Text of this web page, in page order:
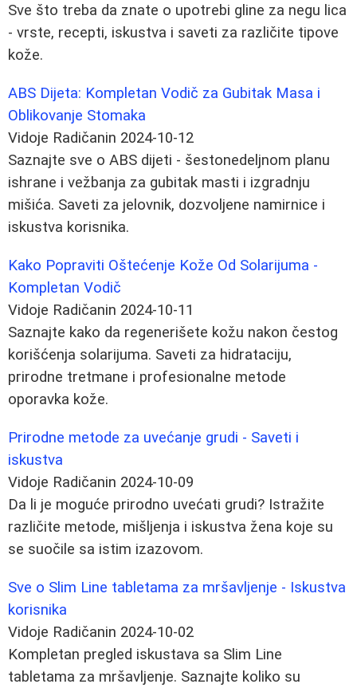
Sve što treba da znate o upotrebi gline za negu lica
- vrste, recepti, iskustva i saveti za različite tipove
kože.
ABS Dijeta: Kompletan Vodič za Gubitak Masa i
Oblikovanje Stomaka
Vidoje Radičanin 2024-10-12
Saznajte sve o ABS dijeti - šestonedeljnom planu
ishrane i vežbanja za gubitak masti i izgradnju
mišića. Saveti za jelovnik, dozvoljene namirnice i
iskustva korisnika.
Kako Popraviti Oštećenje Kože Od Solarijuma -
Kompletan Vodič
Vidoje Radičanin 2024-10-11
Saznajte kako da regenerišete kožu nakon čestog
korišćenja solarijuma. Saveti za hidrataciju,
prirodne tretmane i profesionalne metode
oporavka kože.
Prirodne metode za uvećanje grudi - Saveti i
iskustva
Vidoje Radičanin 2024-10-09
Da li je moguće prirodno uvećati grudi? Istražite
različite metode, mišljenja i iskustva žena koje su
se suočile sa istim izazovom.
Sve o Slim Line tabletama za mršavljenje - Iskustva
korisnika
Vidoje Radičanin 2024-10-02
Kompletan pregled iskustava sa Slim Line
tabletama za mršavljenje. Saznajte koliko su